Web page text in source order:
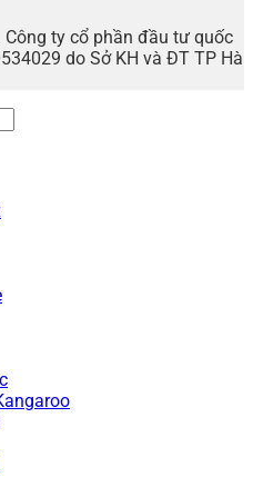
ty cổ phần đầu tư quốc
do Sở KH và ĐT TP Hà